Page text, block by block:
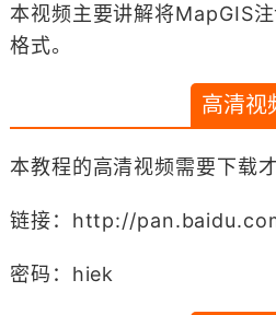
本视频主要讲解将MapGIS
格式。
高清视
本教程的高清视频需要下载
链接：http://
密码：hiek